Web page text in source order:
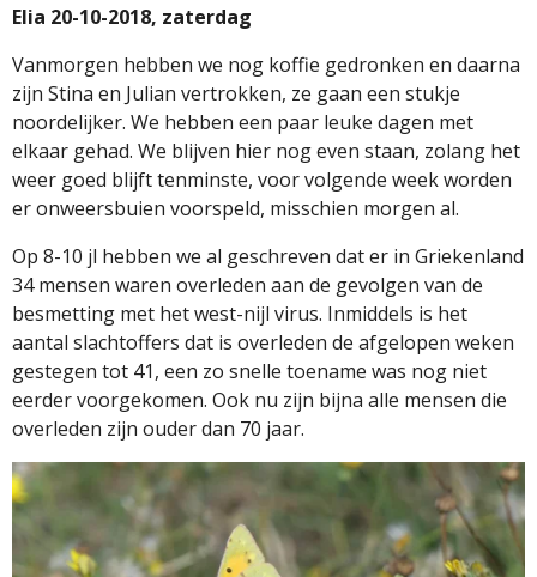
Elia 20-10-2018, zaterdag
Vanmorgen hebben we nog koffie gedronken en daarna
zijn Stina en Julian vertrokken, ze gaan een stukje
noordelijker. We hebben een paar leuke dagen met
elkaar gehad. We blijven hier nog even staan, zolang het
weer goed blijft tenminste, voor volgende week worden
er onweersbuien voorspeld, misschien morgen al.
Op 8-10 jl hebben we al geschreven dat er in Griekenland
34 mensen waren overleden aan de gevolgen van de
besmetting met het west-nijl virus. Inmiddels is het
aantal slachtoffers dat is overleden de afgelopen weken
gestegen tot 41, een zo snelle toename was nog niet
eerder voorgekomen. Ook nu zijn bijna alle mensen die
overleden zijn ouder dan 70 jaar.